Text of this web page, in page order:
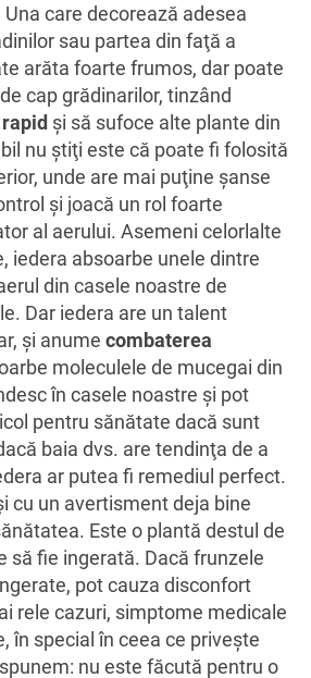
care decorează adesea
sau partea din faţă a
arăta foarte frumos, dar poate
cap grădinarilor, tinzând
şi să sufoce alte plante din
nu ştiţi este că poate fi folosită
unde are mai puţine şanse
şi joacă un rol foarte
al aerului. Asemeni celorlalte
iedera absoarbe unele dintre
din casele noastre de
Dar iedera are un talent
şi anume combaterea
moleculele de mucegai din
în casele noastre şi pot
pentru sănătate dacă sunt
baia dvs. are tendinţa de a
ar putea fi remediul perfect.
cu un avertisment deja bine
Este o plantă destul de
să fie ingerată. Dacă frunzele
pot cauza disconfort
rele cazuri, simptome medicale
în special în ceea ce priveşte
nu este făcută pentru o